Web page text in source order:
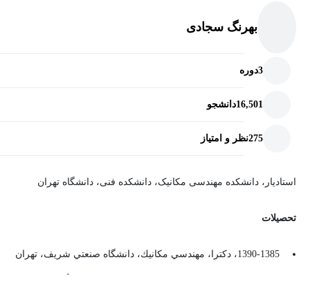
بهرنگ سجادی
3دوره
16,501دانشجو
275نظر و امتیاز
استادیار، دانشکده مهندسی مکانیک، دانشکده‌ فنی، دانشگاه تهران
تحصيلات
1390-1385، دكترا، مهندسي مكانيك، دانشگاه صنعتي شريف، تهران